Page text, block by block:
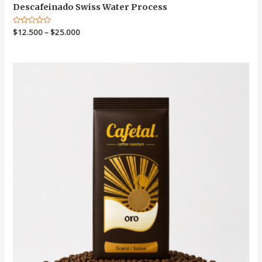
Descafeinado Swiss Water Process
Valorado
en
$12.500–$25.000